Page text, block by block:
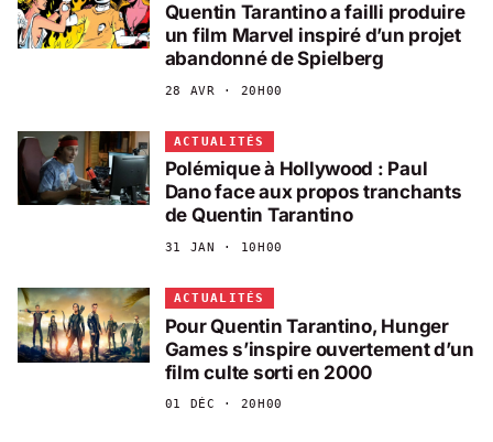
Quentin Tarantino a failli produire
un film Marvel inspiré d’un projet
abandonné de Spielberg
28 AVR · 20H00
ACTUALITÉS
Polémique à Hollywood : Paul
Dano face aux propos tranchants
de Quentin Tarantino
31 JAN · 10H00
ACTUALITÉS
Pour Quentin Tarantino, Hunger
Games s’inspire ouvertement d’un
film culte sorti en 2000
01 DÉC · 20H00